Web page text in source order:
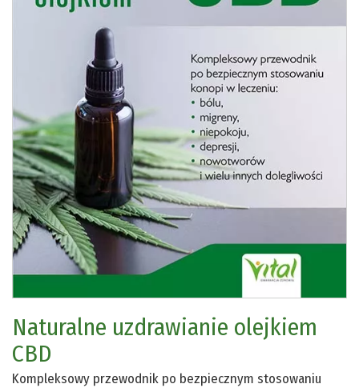
Naturalne uzdrawianie olejkiem
CBD
Kompleksowy przewodnik po bezpiecznym stosowaniu